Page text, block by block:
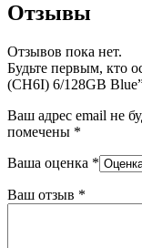
Отзывы
Отзывов пока нет.
Будьте первым, кто
(CH6I) 6/128GB
Ваш адрес email не
помечены *
Ваша оценка *
Ваш отзыв *